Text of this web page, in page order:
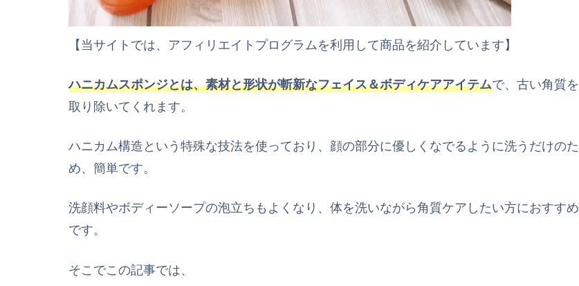
【当サイトでは、アフィリエイトプログラムを利用して商品を紹介しています】
ハニカムスポンジとは、素材と形状が斬新なフェイス＆ボディケアアイテムで、古い角質を
取り除いてくれます。
ハニカム構造という特殊な技法を使っており、顔の部分に優しくなでるように洗うだけのた
め、簡単です。
洗顔料やボディーソープの泡立ちもよくなり、体を洗いながら角質ケアしたい方におすすめ
です。
そこでこの記事では、